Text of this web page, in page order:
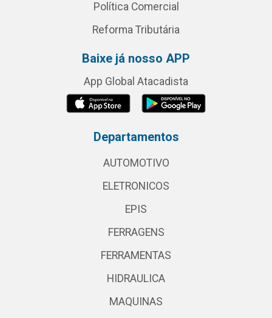
Política Comercial
Reforma Tributária
Baixe já nosso APP
App Global Atacadista
Departamentos
AUTOMOTIVO
ELETRONICOS
EPIS
FERRAGENS
FERRAMENTAS
HIDRAULICA
MAQUINAS